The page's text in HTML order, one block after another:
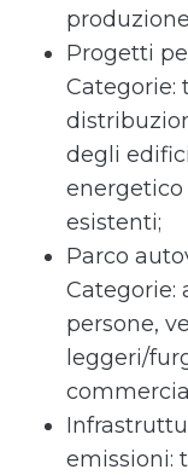
Progetti
Categorie:
degli
esistenti;
Parco
Categorie:
persone,
leggeri/
emissioni: